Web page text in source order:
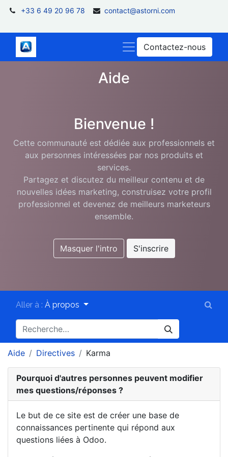
+33 6 49 20 96 78 contact@astorni.com
Contactez-nous
Aide
Bienvenue !
Cette communauté est dédiée aux professionnels et
aux personnes intéressées par nos produits et
services.
Partagez et discutez du meilleur contenu et de
nouvelles idées marketing, construisez votre profil
professionnel et devenez de meilleurs marketeurs
ensemble.
Masquer l'intro S'inscrire
Aller à : À propos
Aide Directives Karma
Pourquoi d'autres personnes peuvent modifier
mes questions/réponses ?
Le but de ce site est de créer une base de
connaissances pertinente qui répond aux
questions liées à Odoo.